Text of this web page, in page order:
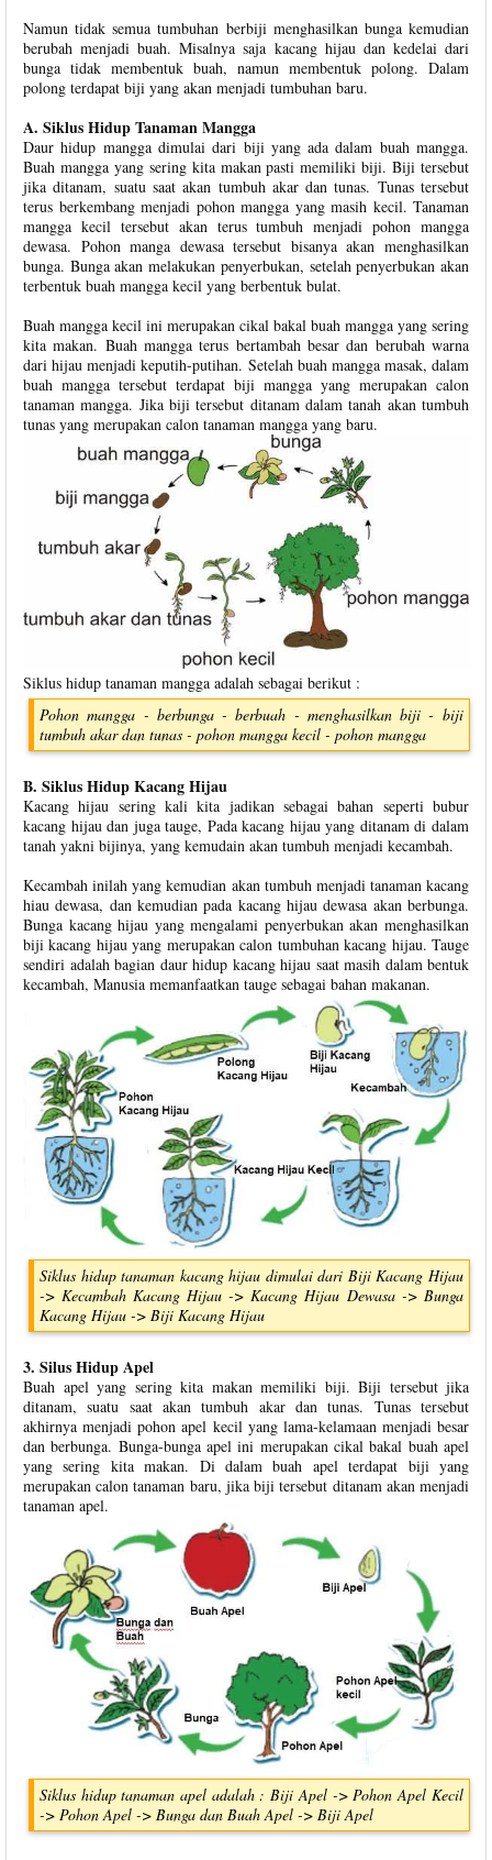
Namun tidak semua tumbuhan berbiji menghasilkan bunga kemudian
berubah menjadi buah. Misalnya saja kacang hijau dan kedelai dari
bunga tidak membentuk buah, namun membentuk polong. Dalam
polong terdapat biji yang akan menjadi tumbuhan baru.
A. Siklus Hidup Tanaman Mangga
Daur hidup mangga dimulai dari biji yang ada dalam buah mangga.
Buah mangga yang sering kita makan pasti memiliki biji. Biji tersebut
jika ditanam, suatu saat akan tumbuh akar dan tunas. Tunas tersebut
terus berkembang menjadi pohon mangga yang masih kecil. Tanaman
mangga kecil tersebut akan terus tumbuh menjadi pohon mangga
dewasa. Pohon manga dewasa tersebut bisanya akan menghasilkan
bunga. Bunga akan melakukan penyerbukan, setelah penyerbukan akan
terbentuk buah mangga kecil yang berbentuk bulat.
Buah mangga kecil ini merupakan cikal bakal buah mangga yang sering
kita makan. Buah mangga terus bertambah besar dan berubah warna
dari hijau menjadi keputih-putihan. Setelah buah mangga masak, dalam
buah mangga tersebut terdapat biji mangga yang merupakan calon
tanaman mangga. Jika biji tersebut ditanam dalam tanah akan tumbuh
tunas yang merupakan calon tanaman mangga yang baru.
Siklus hidup tanaman mangga adalah sebagai berikut :
Pohon mangga - berbunga - berbuah - menghasilkan biji - biji
tumbuh akar dan tunas - pohon mangga kecil - pohon mangga
B. Siklus Hidup Kacang Hijau
Kacang hijau sering kali kita jadikan sebagai bahan seperti bubur
kacang hijau dan juga tauge, Pada kacang hijau yang ditanam di dalam
tanah yakni bijinya, yang kemudain akan tumbuh menjadi kecambah.
Kecambah inilah yang kemudian akan tumbuh menjadi tanaman kacang
hiau dewasa, dan kemudian pada kacang hijau dewasa akan berbunga.
Bunga kacang hijau yang mengalami penyerbukan akan menghasilkan
biji kacang hijau yang merupakan calon tumbuhan kacang hijau. Tauge
sendiri adalah bagian daur hidup kacang hijau saat masih dalam bentuk
kecambah, Manusia memanfaatkan tauge sebagai bahan makanan.
Siklus hidup tanaman kacang hijau dimulai dari Biji Kacang Hijau
-> Kecambah Kacang Hijau -> Kacang Hijau Dewasa -> Bunga
Kacang Hijau -> Biji Kacang Hijau
3. Silus Hidup Apel
Buah apel yang sering kita makan memiliki biji. Biji tersebut jika
ditanam, suatu saat akan tumbuh akar dan tunas. Tunas tersebut
akhirnya menjadi pohon apel kecil yang lama-kelamaan menjadi besar
dan berbunga. Bunga-bunga apel ini merupakan cikal bakal buah apel
yang sering kita makan. Di dalam buah apel terdapat biji yang
merupakan calon tanaman baru, jika biji tersebut ditanam akan menjadi
tanaman apel.
Siklus hidup tanaman apel adalah : Biji Apel -> Pohon Apel Kecil
-> Pohon Apel -> Bunga dan Buah Apel -> Biji Apel